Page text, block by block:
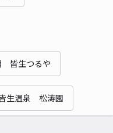
皆生つるや
生温泉 松涛園